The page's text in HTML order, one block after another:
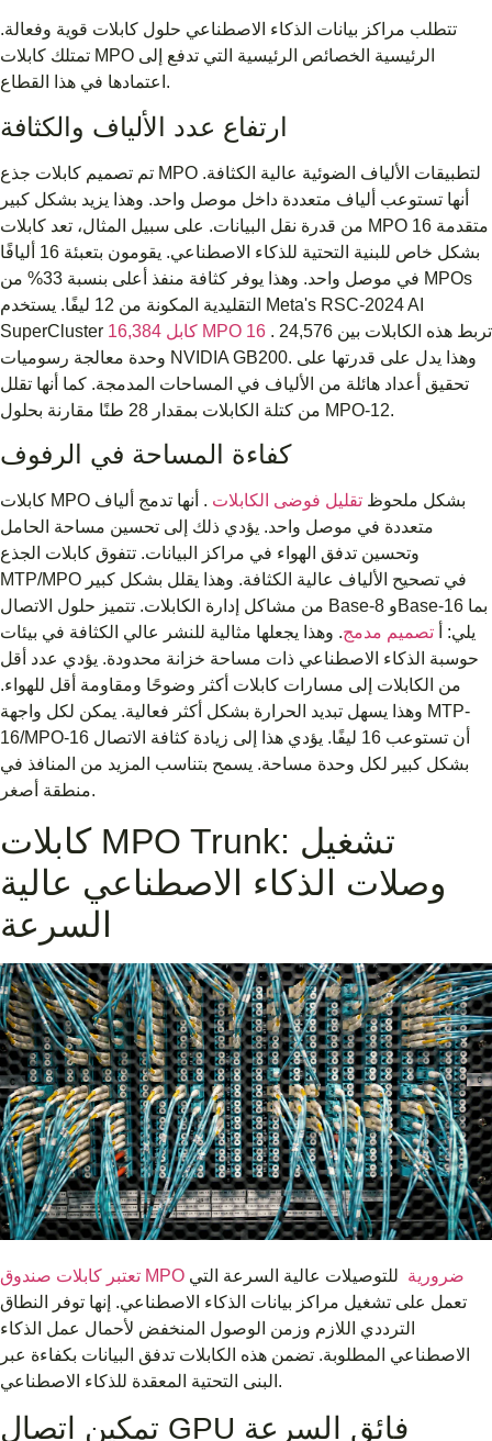
تتطلب مراكز بيانات الذكاء الاصطناعي حلول كابلات قوية وفعالة.
تمتلك كابلات MPO الرئيسية الخصائص الرئيسية التي تدفع إلى
اعتمادها في هذا القطاع.
ارتفاع عدد الألياف والكثافة
تم تصميم كابلات جذع MPO لتطبيقات الألياف الضوئية عالية الكثافة.
أنها تستوعب ألياف متعددة داخل موصل واحد. وهذا يزيد بشكل كبير
من قدرة نقل البيانات. على سبيل المثال، تعد كابلات MPO 16 متقدمة
بشكل خاص للبنية التحتية للذكاء الاصطناعي. يقومون بتعبئة 16 أليافًا
في موصل واحد. وهذا يوفر كثافة منفذ أعلى بنسبة 33% من MPOs
التقليدية المكونة من 12 ليفًا. يستخدم Meta's RSC-2024 AI
SuperCluster
16,384 كابل MPO 16 . تربط هذه الكابلات بين 24,576
وحدة معالجة رسوميات NVIDIA GB200. وهذا يدل على قدرتها على
تحقيق أعداد هائلة من الألياف في المساحات المدمجة. كما أنها تقلل
من كتلة الكابلات بمقدار 28 طنًا مقارنة بحلول MPO-12.
كفاءة المساحة في الرفوف
كابلات MPO بشكل ملحوظ تقليل فوضى الكابلات . أنها تدمج ألياف
متعددة في موصل واحد. يؤدي ذلك إلى تحسين مساحة الحامل
وتحسين تدفق الهواء في مراكز البيانات. تتفوق كابلات الجذع
MTP/MPO في تصحيح الألياف عالية الكثافة. وهذا يقلل بشكل كبير
من مشاكل إدارة الكابلات. تتميز حلول الاتصال Base-8 وBase-16 بما
يلي: أ تصميم مدمج. وهذا يجعلها مثالية للنشر عالي الكثافة في بيئات
حوسبة الذكاء الاصطناعي ذات مساحة خزانة محدودة. يؤدي عدد أقل
من الكابلات إلى مسارات كابلات أكثر وضوحًا ومقاومة أقل للهواء.
وهذا يسهل تبديد الحرارة بشكل أكثر فعالية. يمكن لكل واجهة MTP-
16/MPO-16 أن تستوعب 16 ليفًا. يؤدي هذا إلى زيادة كثافة الاتصال
بشكل كبير لكل وحدة مساحة. يسمح بتناسب المزيد من المنافذ في
منطقة أصغر.
كابلات MPO Trunk: تشغيل
وصلات الذكاء الاصطناعي عالية
تعتبر كابلات صندوق MPO ضرورية للتوصيلات عالية السرعة التي
تعمل على تشغيل مراكز بيانات الذكاء الاصطناعي. إنها توفر النطاق
الترددي اللازم وزمن الوصول المنخفض لأحمال عمل الذكاء
الاصطناعي المطلوبة. تضمن هذه الكابلات تدفق البيانات بكفاءة عبر
البنى التحتية المعقدة للذكاء الاصطناعي.